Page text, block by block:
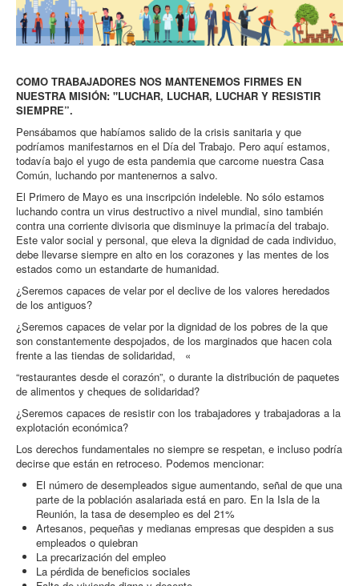
COMO TRABAJADORES NOS MANTENEMOS FIRMES EN
NUESTRA MISIÓN: "LUCHAR, LUCHAR, LUCHAR Y RESISTIR
SIEMPRE”.
Pensábamos que habíamos salido de la crisis sanitaria y que
podríamos manifestarnos en el Día del Trabajo. Pero aquí estamos,
todavía bajo el yugo de esta pandemia que carcome nuestra Casa
Común, luchando por mantenernos a salvo.
El Primero de Mayo es una inscripción indeleble. No sólo estamos
luchando contra un virus destructivo a nivel mundial, sino también
contra una corriente divisoria que disminuye la primacía del trabajo.
Este valor social y personal, que eleva la dignidad de cada individuo,
debe llevarse siempre en alto en los corazones y las mentes de los
estados como un estandarte de humanidad.
¿Seremos capaces de velar por el declive de los valores heredados
de los antiguos?
¿Seremos capaces de velar por la dignidad de los pobres de la que
son constantemente despojados, de los marginados que hacen cola
frente a las tiendas de solidaridad, «
“restaurantes desde el corazón”, o durante la distribución de paquetes
de alimentos y cheques de solidaridad?
¿Seremos capaces de resistir con los trabajadores y trabajadoras a la
explotación económica?
Los derechos fundamentales no siempre se respetan, e incluso podría
decirse que están en retroceso. Podemos mencionar:
El número de desempleados sigue aumentando, señal de que una
parte de la población asalariada está en paro. En la Isla de la
Reunión, la tasa de desempleo es del 21%
Artesanos, pequeñas y medianas empresas que despiden a sus
empleados o quiebran
La precarización del empleo
La pérdida de beneficios sociales